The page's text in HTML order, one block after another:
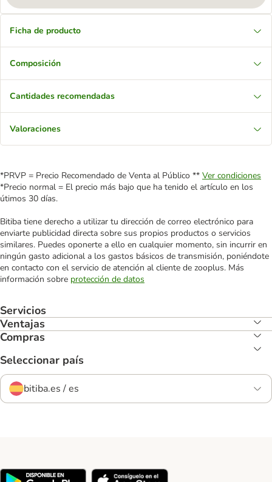
Ficha de producto
Composición
Cantidades recomendadas
Valoraciones
*PRVP = Precio Recomendado de Venta al Público ** Ver condiciones
*Precio normal = El precio más bajo que ha tenido el artículo en los
útimos 30 días.
Bitiba tiene derecho a utilizar tu dirección de correo electrónico para
enviarte publicidad directa sobre sus propios productos o servicios
similares. Puedes oponerte a ello en cualquier momento, sin incurrir en
ningún gasto adicional a los gastos básicos de transmisión, poniéndote
en contacto con el servicio de atención al cliente de zooplus. Más
información sobre protección de datos
Servicios
Ventajas
Compras
Seleccionar país
bitiba.es / es